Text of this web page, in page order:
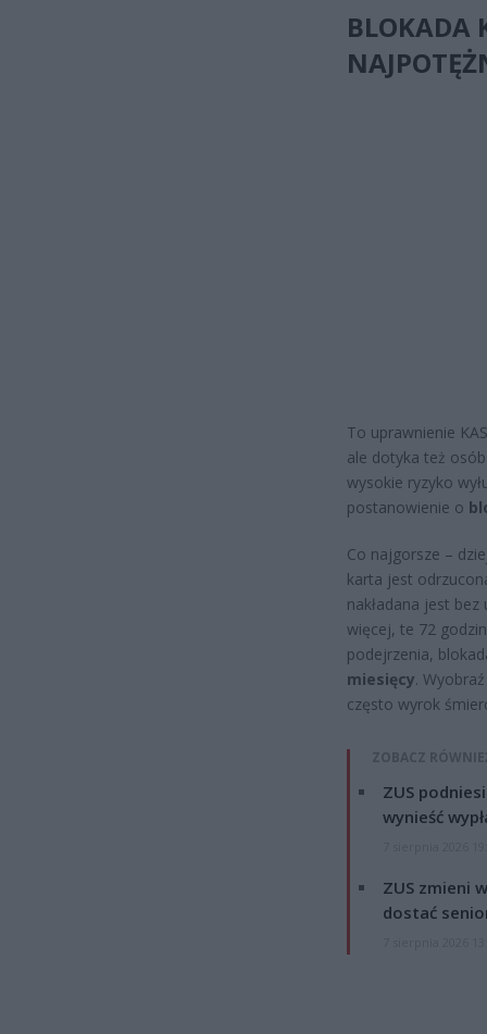
BLOKADA
To uprawnienie
ale dotyka też
wysokie ryzyko
postanowienie o
Co najgorsze –
karta jest
nakładana jest
więcej, te 72
podejrzenia,
miesięcy.
często wyrok
ZOBACZ
ZUS
wynieść
ZUS zmieni
dostać